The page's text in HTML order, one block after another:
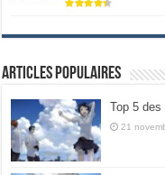
Articles populaires
Top 5
21